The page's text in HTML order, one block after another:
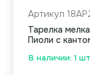
В наличии: 1
Артикул
Тарелка
Пиоли с